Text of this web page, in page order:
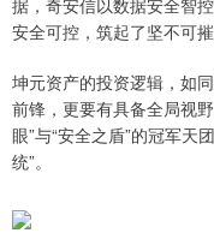
据，奇安信以数据安全智
安全可控，筑起了坚不可摧
坤元资产的投资逻辑，如
前锋，更要有具备全局视
眼”与“安全之盾”的冠军天
统”。